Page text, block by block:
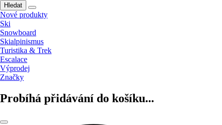
Hledat
Nové produkty
Ski
Snowboard
Skialpinismus
Turistika & Trek
Escalace
Výprodej
Značky
Probíhá přidávání do košíku...